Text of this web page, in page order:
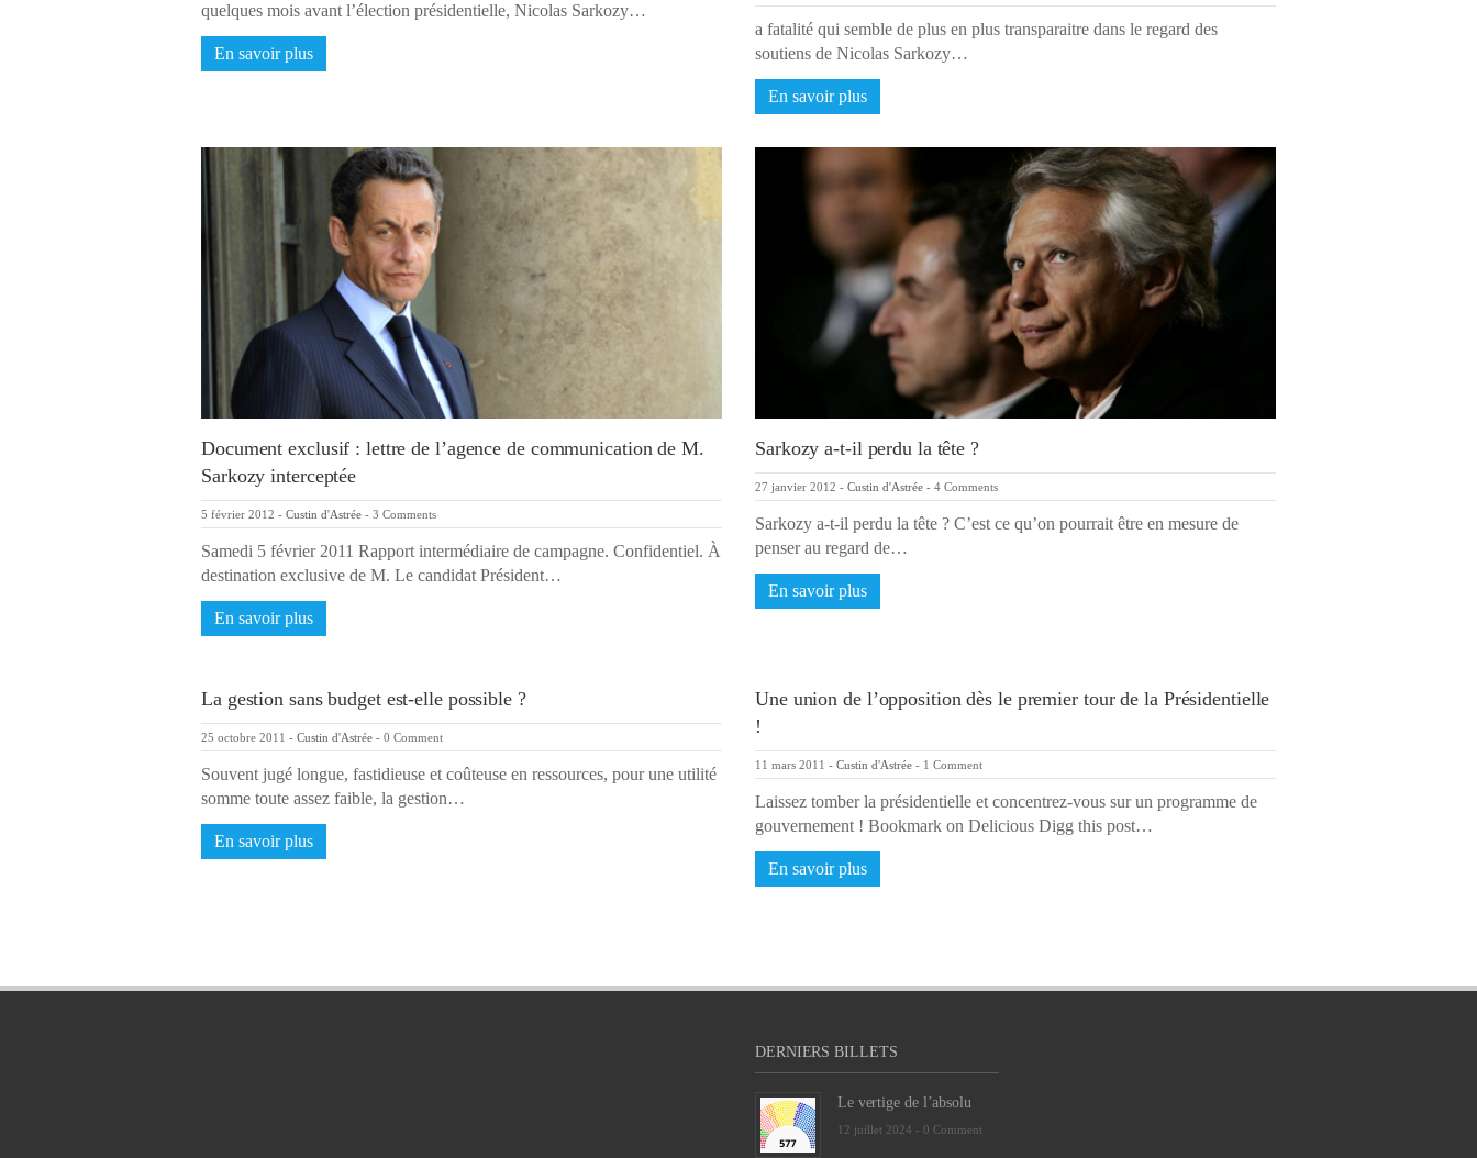
quelques mois avant l’élection présidentielle, Nicolas Sarkozy…
En savoir plus
a fatalité qui semble de plus en plus transparaitre dans le regard des
soutiens de Nicolas Sarkozy…
En savoir plus
Document exclusif : lettre de l’agence de communication de M.
Sarkozy interceptée
5 février 2012 - Custin d'Astrée - 3 Comments
Samedi 5 février 2011 Rapport intermédiaire de campagne. Confidentiel. À
destination exclusive de M. Le candidat Président…
En savoir plus
Sarkozy a-t-il perdu la tête ?
27 janvier 2012 - Custin d'Astrée - 4 Comments
Sarkozy a-t-il perdu la tête ? C’est ce qu’on pourrait être en mesure de
penser au regard de…
En savoir plus
La gestion sans budget est-elle possible ?
25 octobre 2011 - Custin d'Astrée - 0 Comment
Souvent jugé longue, fastidieuse et coûteuse en ressources, pour une utilité
somme toute assez faible, la gestion…
En savoir plus
Une union de l’opposition dès le premier tour de la Présidentielle
!
11 mars 2011 - Custin d'Astrée - 1 Comment
Laissez tomber la présidentielle et concentrez-vous sur un programme de
gouvernement ! Bookmark on Delicious Digg this post…
En savoir plus
DERNIERS BILLETS
Le vertige de l’absolu
12 juillet 2024 - 0 Comment